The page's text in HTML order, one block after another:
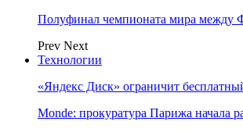
Полуфинал чемпионата мира между
Prev Next
Технологии
«Яндекс Диск» ограничит
Monde: прокуратура Парижа начала